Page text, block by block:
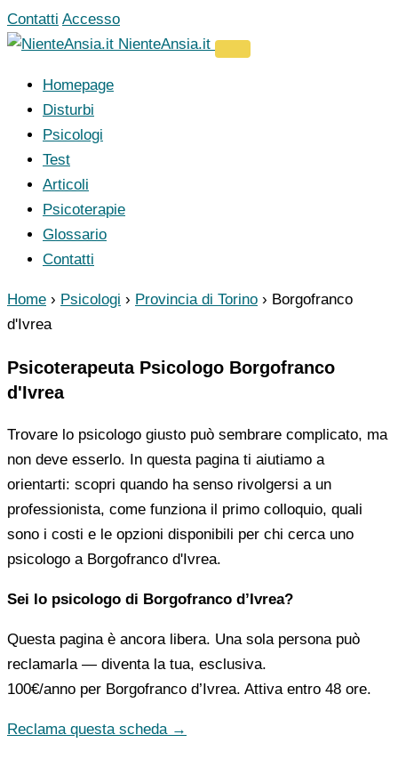
Vai
al
Contatti Accesso
NienteAnsia.it
Homepage
Disturbi
Psicologi
Test
Articoli
Psicoterapie
Glossario
Contatti
Home › Psicologi › Provincia di Torino › Borgofranco
d'Ivrea
Psicoterapeuta Psicologo Borgofranco
d'Ivrea
Trovare lo psicologo giusto può sembrare complicato, ma
non deve esserlo. In questa pagina ti aiutiamo a
orientarti: scopri quando ha senso rivolgersi a un
professionista, come funziona il primo colloquio, quali
sono i costi e le opzioni disponibili per chi cerca uno
psicologo a Borgofranco d'Ivrea.
Sei lo psicologo di Borgofranco d’Ivrea?
Questa pagina è ancora libera. Una sola persona può
reclamarla — diventa la tua, esclusiva.
100€/anno per Borgofranco d’Ivrea. Attiva entro 48 ore.
Reclama questa scheda →